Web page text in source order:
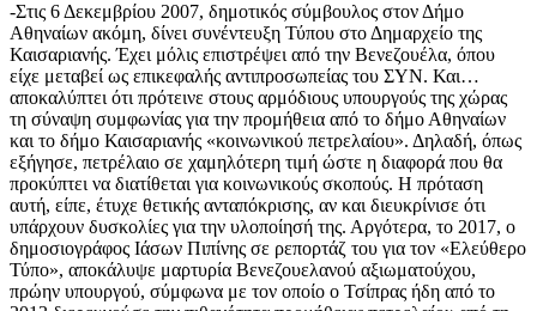
-Στις 6 Δεκεμβρίου 2007, δημοτικός σύμβουλος στον Δήμο
Αθηναίων ακόμη, δίνει συνέντευξη Τύπου στο Δημαρχείο της
Καισαριανής. Έχει μόλις επιστρέψει από την Βενεζουέλα, όπου
είχε μεταβεί ως επικεφαλής αντιπροσωπείας του ΣΥΝ. Και…
αποκαλύπτει ότι πρότεινε στους αρμόδιους υπουργούς της χώρας
τη σύναψη συμφωνίας για την προμήθεια από το δήμο Αθηναίων
και το δήμο Καισαριανής «κοινωνικού πετρελαίου». Δηλαδή, όπως
εξήγησε, πετρέλαιο σε χαμηλότερη τιμή ώστε η διαφορά που θα
προκύπτει να διατίθεται για κοινωνικούς σκοπούς. Η πρόταση
αυτή, είπε, έτυχε θετικής ανταπόκρισης, αν και διευκρίνισε ότι
υπάρχουν δυσκολίες για την υλοποίησή της. Αργότερα, το 2017, ο
δημοσιογράφος Ιάσων Πιπίνης σε ρεπορτάζ του για τον «Ελεύθερο
Τύπο», αποκάλυψε μαρτυρία Βενεζουελανού αξιωματούχου,
πρώην υπουργού, σύμφωνα με τον οποίο ο Τσίπρας ήδη από το